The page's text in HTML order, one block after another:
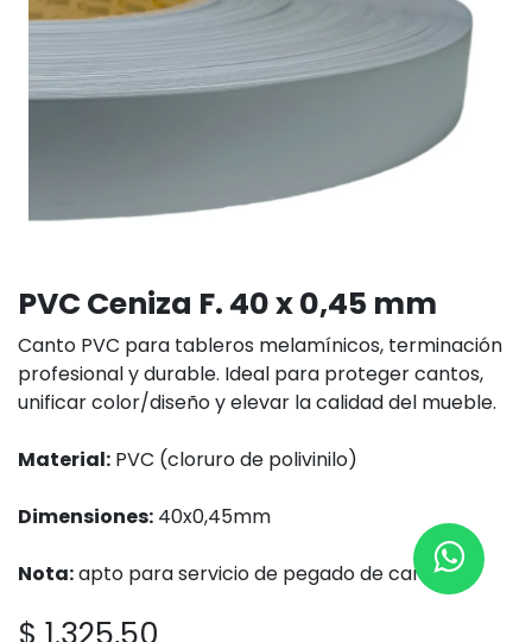
PVC Ceniza F. 40 x 0,45 mm
Canto PVC para tableros melamínicos, terminación
profesional y durable. Ideal para proteger cantos,
unificar color/diseño y elevar la calidad del mueble.
Material: PVC (cloruro de polivinilo)
Dimensiones: 40x0,45mm
Nota:apto para servicio de pegado de cantos